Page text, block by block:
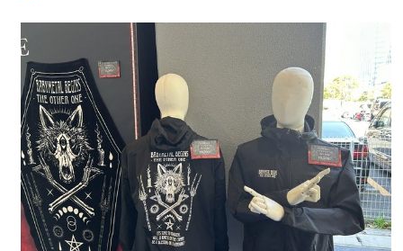
る人いる？ 【海外の反応】
BABYMETAL「CANNONBALL外伝」グッズ販売決定
タワーレコード新宿店にてBABYMETALのパネル展が開催中
Powered by livedoor 相互RSS